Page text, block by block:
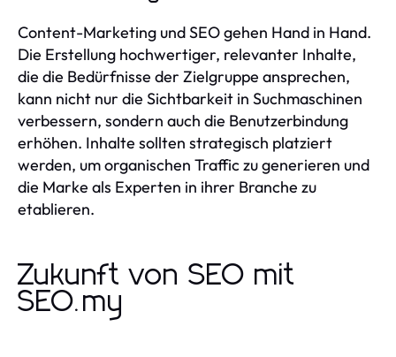
Content-Marketing und SEO gehen Hand in Hand.
Die Erstellung hochwertiger, relevanter Inhalte,
die die Bedürfnisse der Zielgruppe ansprechen,
kann nicht nur die Sichtbarkeit in Suchmaschinen
verbessern, sondern auch die Benutzerbindung
erhöhen. Inhalte sollten strategisch platziert
werden, um organischen Traffic zu generieren und
die Marke als Experten in ihrer Branche zu
etablieren.
Zukunft von SEO mit
SEO.my